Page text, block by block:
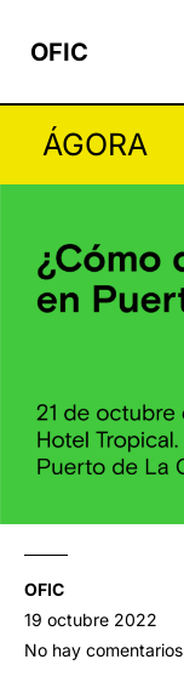
OFIC
ÁGORA
OFIC
19 octubre 2022
No hay comentarios